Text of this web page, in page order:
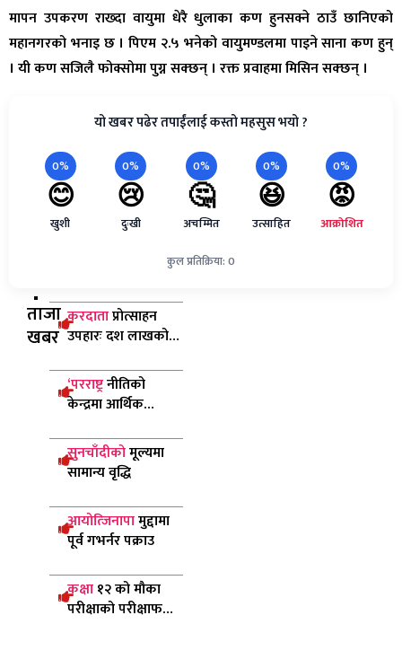
मापन उपकरण राख्दा वायुमा धेरै धुलाका कण हुनसक्ने ठाउँ छानिएको
महानगरको भनाइ छ । पिएम २.५ भनेको वायुमण्डलमा पाइने साना कण हुन्
। यी कण सजिलै फोक्सोमा पुग्न सक्छन् । रक्त प्रवाहमा मिसिन सक्छन् ।
यो खबर पढेर तपाईंलाई कस्तो महसुस भयो ?
0%
😊
खुशी
0%
😢
दुःखी
0%
🤔
अचम्मित
0%
😆
उत्साहित
0%
😡
आक्रोशित
कुल प्रतिक्रिया: 0
ताजा
खबर
करदाताप्रोत्साहन
उपहारः दश लाखको
‘परराष्ट्रनीतिको
केन्द्रमा आर्थिक
सुनचाँदीकोमूल्यमा
सामान्य वृद्धि
आयोत्जिनापामुद्दामा
पूर्व गभर्नर पक्राउ
कक्षा१२ को मौका
परीक्षाको परीक्षाफल